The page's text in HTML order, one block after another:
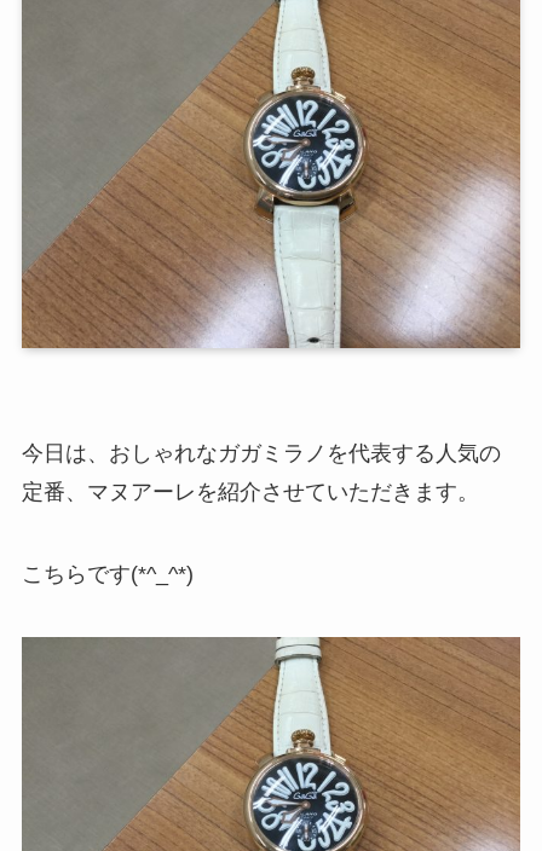
今日は、おしゃれなガガミラノを代表する人気の
定番、マヌアーレを紹介させていただきます。
こちらです(*^_^*)